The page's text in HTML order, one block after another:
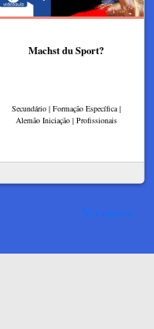
Machst du Sport?
Secundário | Formação Específica |
Alemão Iniciação | Profissionais
Ver mais